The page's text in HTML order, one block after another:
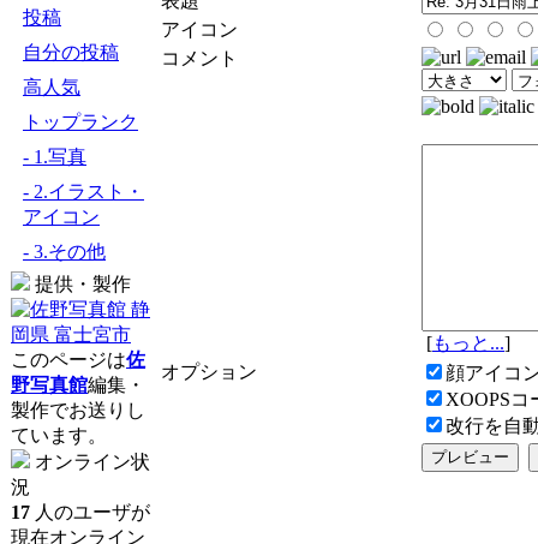
投稿
自分の投稿
高人気
トップランク
- 1.写真
- 2.イラスト・
アイコン
- 3.その他
提供・製作
このページは佐
野写真館編集・
製作でお送りし
ています。
オンライン状
況
17 人のユーザが
現在オンライン
アイコン
コメント
[もっと...]
オプション
顔アイコ
XOOPSコ
改行を自